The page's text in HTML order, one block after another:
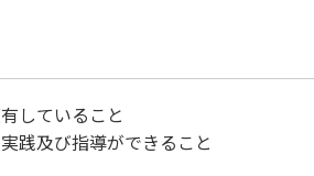
していること
践及び指導ができること